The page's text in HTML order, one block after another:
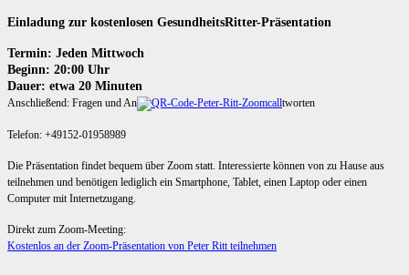
Einladung zur kostenlosen GesundheitsRitter-Präsentation
Termin: Jeden Mittwoch
Beginn: 20:00 Uhr
Dauer: etwa 20 Minuten
Anschließend: Fragen und An tworten
Telefon: +49152-01958989
Die Präsentation findet bequem über Zoom statt. Interessierte können von zu Hause aus
teilnehmen und benötigen lediglich ein Smartphone, Tablet, einen Laptop oder einen
Computer mit Internetzugang.
Direkt zum Zoom-Meeting:
Kostenlos an der Zoom-Präsentation von Peter Ritt teilnehmen